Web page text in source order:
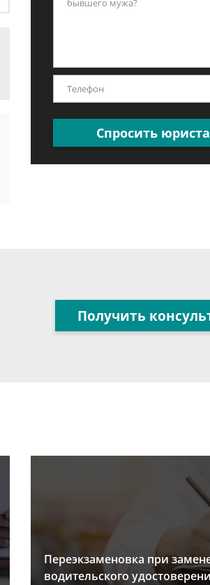
Спросить юриста
Получить
Переэкзаменовка при
водительского